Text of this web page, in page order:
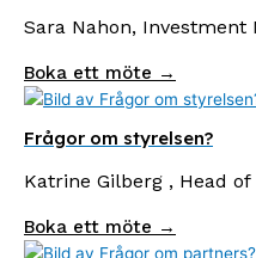
Sara Nahon, Investment
Boka ett möte →
Frågor om styrelsen?
Katrine Gilberg , Head of
Boka ett möte →